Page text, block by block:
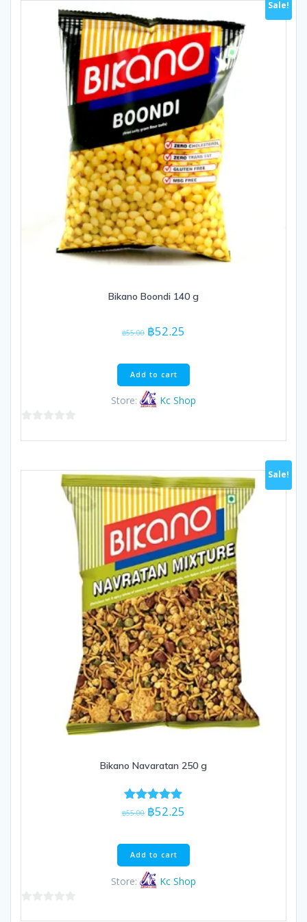
Sale!
Bikano Boondi 140 g
฿55.00 Original
฿55.00.
฿52.25
Add to cart
Store: Kc Shop
Sale!
Bikano Navaratan 250 g
Rated
5.00
฿55.00 Original
฿55.00.
฿52.25
Add to cart
Store: Kc Shop